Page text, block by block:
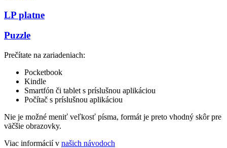
LP platne
Puzzle
Prečítate na zariadeniach:
Pocketbook
Kindle
Smartfón či tablet s príslušnou aplikáciou
Počítač s príslušnou aplikáciou
Nie je možné meniť veľkosť písma, formát je preto vhodný skôr pre
väčšie obrazovky.
Viac informácií v našich návodoch